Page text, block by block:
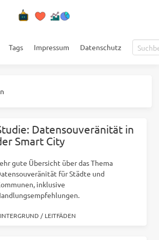
Tags Impressum Datenschutz
Datensouveränität in
Smart City
gute Übersicht über das Thema
für Städte und
inklusive
/ LEITFÄDEN